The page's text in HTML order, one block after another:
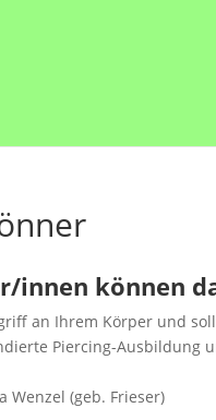
innen können
an Ihrem Körper und
Piercing-Ausbildung
Wenzel (geb. Frieser)